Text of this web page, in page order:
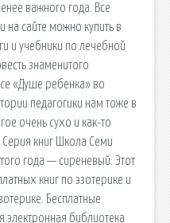
важного года. Все
на сайте можно купить в
и учебники по лечебной
знаменитого
«Душе ребенка» во
педагогики нам тоже в
очень сухо и как-то
книг Школа Семи
года — сиреневый. Этот
книг по эзотерике и
Бесплатные
электронная библиотека